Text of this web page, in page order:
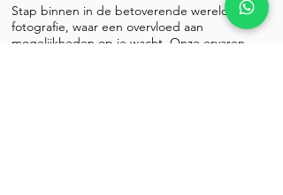
Stap binnen in de betoverende wereld van
fotografie, waar een overvloed aan
mogelijkheden op je wacht. Onze ervaren